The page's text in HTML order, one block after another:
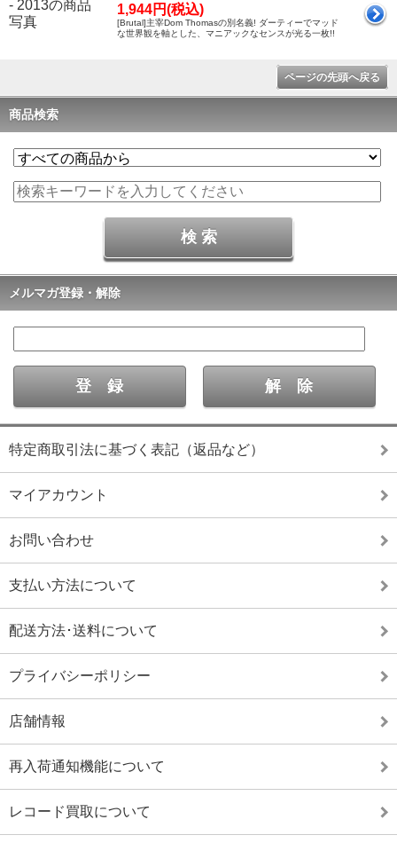
1,944円(税込)
[Brutal]主宰Dom Thomasの別名義! ダーティーでマッド
な世界観を軸とした、マニアックなセンスが光る一枚!!
ページの先頭へ戻る
商品検索
メルマガ登録・解除
特定商取引法に基づく表記（返品など）
マイアカウント
お問い合わせ
支払い方法について
配送方法･送料について
プライバシーポリシー
店舗情報
再入荷通知機能について
レコード買取について